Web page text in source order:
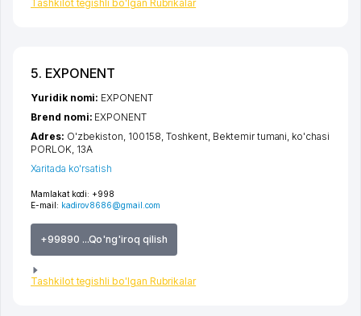
Tashkilot tegishli bo'lgan Rubrikalar
5. EXPONENT
Mamlakat kodi: +998
E-mail: kadirov8686@gmail.com
+99890 ...Qo'ng'iroq qilish
Tashkilot tegishli bo'lgan Rubrikalar
Yuridik nomi: EXPONENT
Brend nomi: EXPONENT
Adres: O'zbekiston, 100158, Toshkent Bektemir tumani ko'chasi
PORLOK , 13А
Xaritada ko'rsatish